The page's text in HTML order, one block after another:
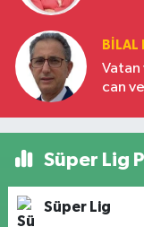
BILAL
Vatan
can
Süper Lig
Süper Lig